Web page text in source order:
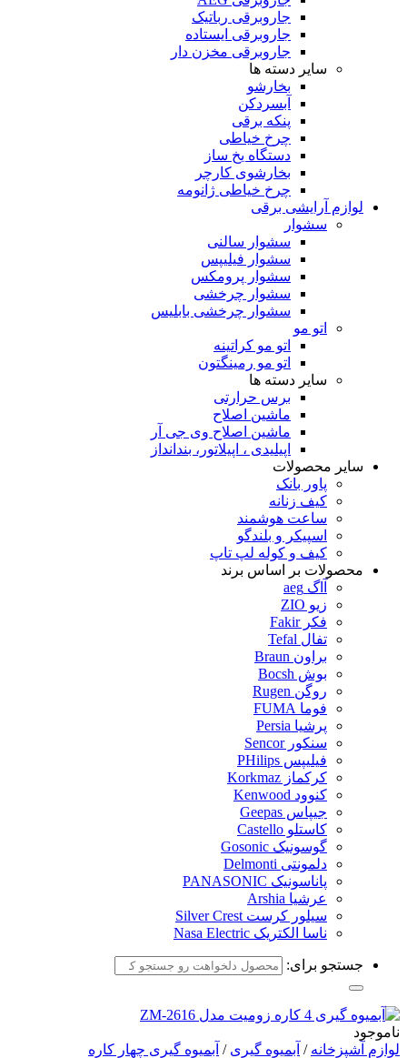
جاروبرقی رباتیک
جاروبرقی ایستاده
جاروبرقی مخزن دار
سایر دسته ها
بخارشو
آبسردکن
پنکه برقی
چرخ خیاطی
دستگاه یخ ساز
بخارشوی کارچر
چرخ خیاطی ژانومه
لوازم آرایشی برقی
سشوار
سشوار سالنی
سشوار فیلیپس
سشوار پرومکس
سشوار چرخشی
سشوار چرخشی بابلیس
اتو مو
اتو مو کراتینه
اتو مو رمینگتون
سایر دسته ها
برس حرارتی
ماشین اصلاح
ماشین اصلاح وی جی آر
اپیلیدی ، اپیلاتور، بندانداز
سایر محصولات
پاور بانک
کیف زنانه
ساعت هوشمند
اسپیکر و بلندگو
کیف و کوله لپ تاپ
محصولات بر اساس برند
آاگ aeg
زیو ZIO
فکر Fakir
تفال Tefal
براون Braun
بوش Bocsh
روگن Rugen
فوما FUMA
پرشیا Persia
سنکور Sencor
فیلیپس PHilips
کرکماز Korkmaz
کنوود Kenwood
جیپاس Geepas
کاستلو Castello
گوسونیک Gosonic
دلمونتی Delmonti
پاناسونیک PANASONIC
عرشیا Arshia
سیلور کرست Silver Crest
ناسا الکتریک Nasa Electric
جستجو برای:
ناموجود
لوازم آشپزخانه / آبمیوه گیری / آبمیوه گیری چهار کاره